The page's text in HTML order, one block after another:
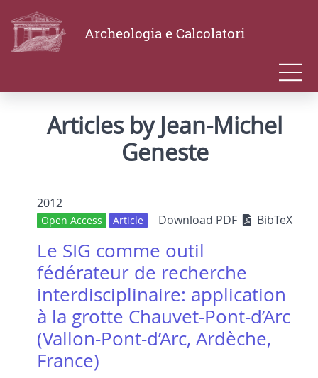
Archeologia e Calcolatori
Articles by Jean-Michel
Geneste
2012
Open Access Article Download PDF BibTeX
Le SIG comme outil
fédérateur de recherche
interdisciplinaire: application
à la grotte Chauvet-Pont-d’Arc
(Vallon-Pont-d’Arc, Ardèche,
France)